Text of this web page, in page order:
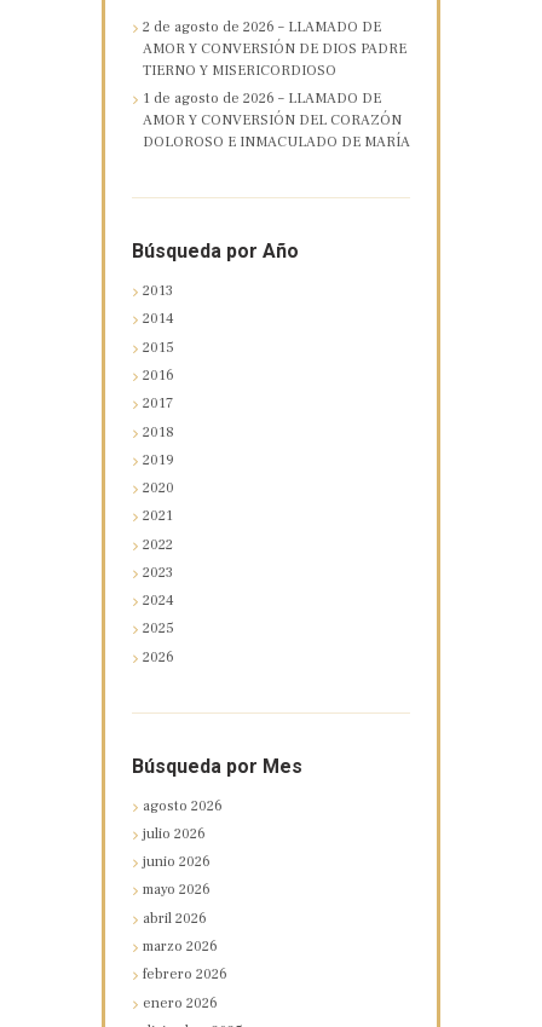
2 de agosto de 2026 – LLAMADO DE
AMOR Y CONVERSIÓN DE DIOS PADRE
TIERNO Y MISERICORDIOSO
1 de agosto de 2026 – LLAMADO DE
AMOR Y CONVERSIÓN DEL CORAZÓN
DOLOROSO E INMACULADO DE MARÍA
Búsqueda por Año
2013
2014
2015
2016
2017
2018
2019
2020
2021
2022
2023
2024
2025
2026
Búsqueda por Mes
agosto2026
julio2026
junio2026
mayo2026
abril2026
marzo2026
febrero2026
enero2026